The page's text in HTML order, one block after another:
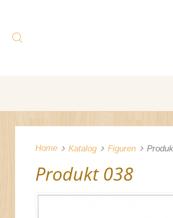
Home Katalog Figuren
Produkt 038